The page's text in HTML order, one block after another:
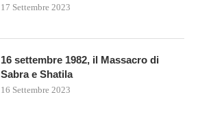
17 Settembre 2023
16 settembre 1982, il Massacro di
Sabra e Shatila
16 Settembre 2023